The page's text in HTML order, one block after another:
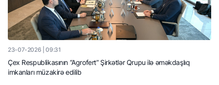
23-07-2026 | 09:31
Çex Respublikasının “Agrofert” Şirkətlər Qrupu ilə əməkdaşlıq
imkanları müzakirə edilib